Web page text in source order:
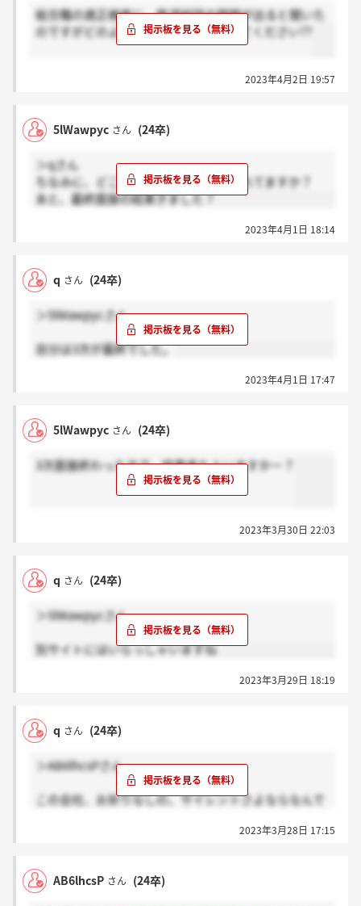
総合職の適正検査に、鉄道総研の問題が出ると聞いた
のですがどのように対策されたか教えてください??
2023年4月2日 19:57
5lWawpyc さん (24卒)
＞qさん
ちなみに、どこの部署を希望で選考されてますか？
あと、最終面接の結果きました？
2023年4月1日 18:14
q さん (24卒)
＞5lWawpycさん
自分は3次が最終でした。
2023年4月1日 17:47
5lWawpyc さん (24卒)
3次面接終わった方で、結果来た人いますかー？
2023年3月30日 22:03
q さん (24卒)
＞5lWawpycさん
別サイトにはいらっしゃいますね
2023年3月29日 18:19
q さん (24卒)
＞AB6lhcsPさん
この会社、お祈りなしの、サイレントさよならなんで
基本的に、面談は、志望部署の社員さんで、どんどん
人事はあまり顔出しませんよね…
2023年3月28日 17:15
AB6lhcsP さん (24卒)